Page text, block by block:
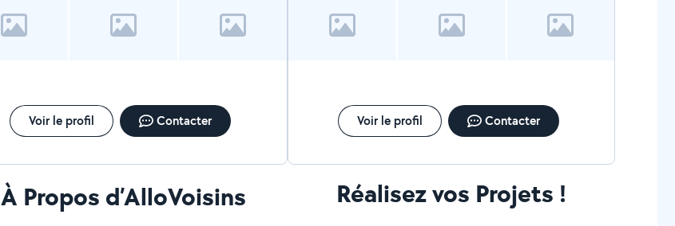
Voir le profil Contacter Voir le profil Contacter
À Propos d’AlloVoisins Réalisez vos Projets !